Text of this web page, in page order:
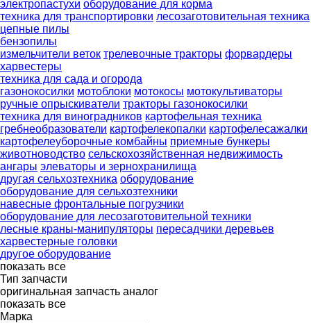
электропастухи оборудование для корма
техника для транспортировки лесозаготовительная техника
цепные пилы
бензопилы
измельчители веток трелевочные тракторы форвардеры
харвестеры
техника для сада и огорода
газонокосилки мотоблоки мотокосы мотокультиваторы
ручные опрыскиватели тракторы газонокосилки
техника для виноградников картофельная техника
гребнеобразователи картофелекопалки картофелесажалки
картофелеуборочные комбайны приемные бункеры
животноводство сельскохозяйственная недвижимость
ангары элеваторы и зернохранилища
другая сельхозтехника оборудование
оборудование для сельхозтехники
навесные фронтальные погрузчики
оборудование для лесозаготовительной техники
лесные краны-манипуляторы пересадчики деревьев
харвестерные головки
другое оборудование
показать все
Тип запчасти
оригинальная запчасть аналог
показать все
Марка